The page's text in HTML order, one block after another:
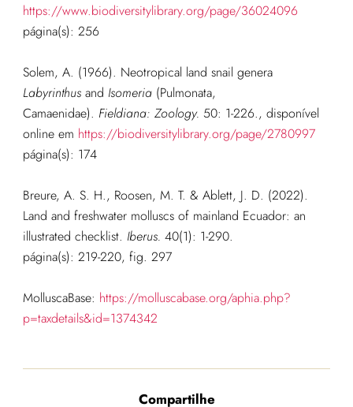
https://www.biodiversitylibrary.org/page/36024096
página(s): 256
Solem, A. (1966). Neotropical land snail genera
Labyrinthusand Isomeria(Pulmonata,
Camaenidae). Fieldiana: Zoology. 50: 1-226., disponível
online em https://biodiversitylibrary.org/page/2780997
página(s): 174
Breure, A. S. H., Roosen, M. T. & Ablett, J. D. (2022).
Land and freshwater molluscs of mainland Ecuador: an
illustrated checklist. Iberus. 40(1): 1-290.
página(s): 219-220, fig. 297
MolluscaBase: https://molluscabase.org/aphia.php?
p=taxdetails&id=1374342
Compartilhe